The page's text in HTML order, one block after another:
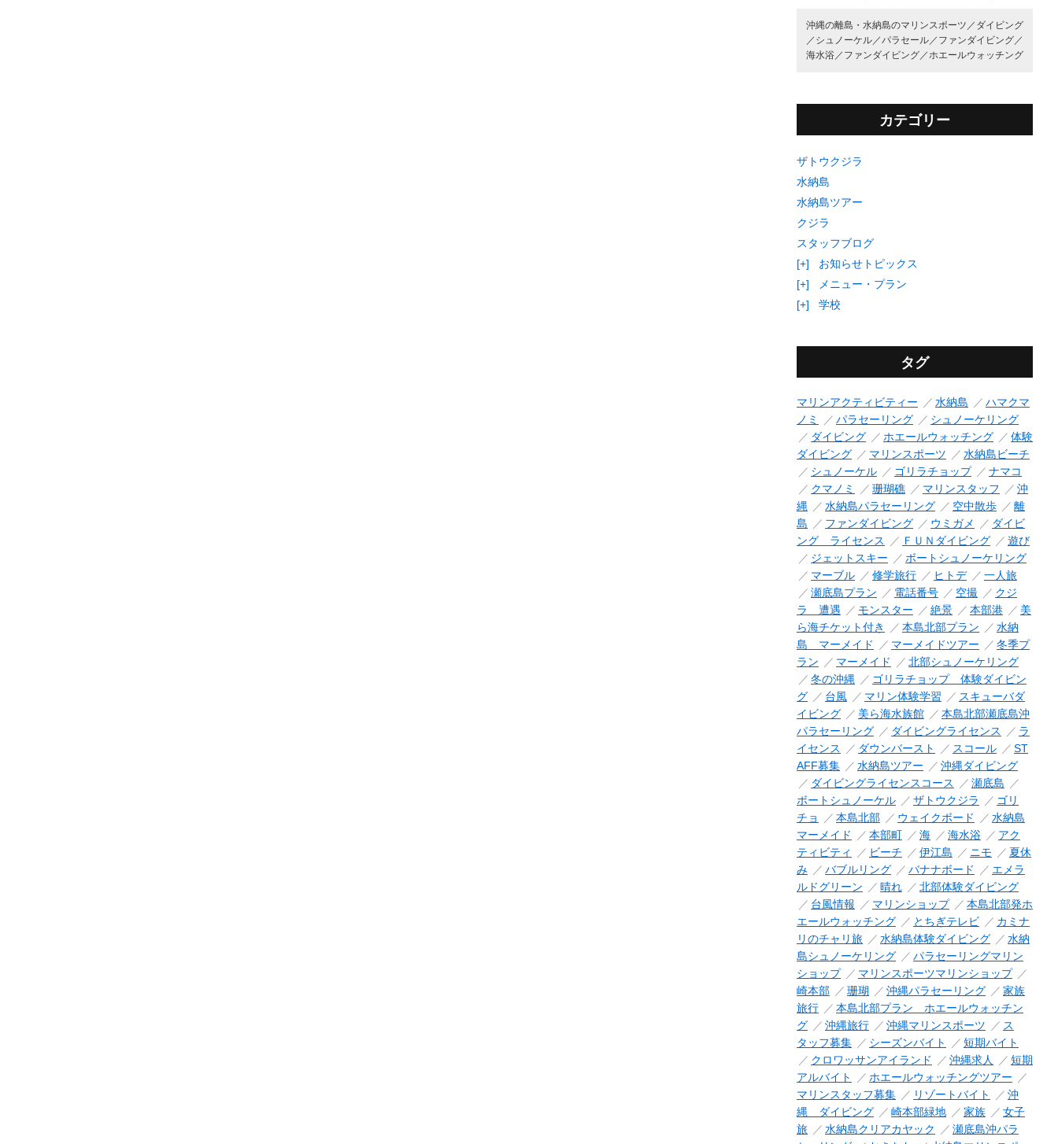
沖縄の離島・水納島のマリンスポーツ／ ダイビング
／ シュノーケル／ パラセール／ ファンダイビング／
海水浴／ ファンダイビング／ ホエールウォッチング
カテゴリー
ザトウクジラ
水納島
水納島ツアー
クジラ
スタッフブログ
[+]
お知らせトピックス
[+]
メニュー・プラン
[+]
学校
タグ
マリンアクティビティー 水納島
ハマクマ
ノミ
パラセーリング
シュノーケリング
ダイビング
ホエールウォッチング
体験
ダイビング
マリンスポーツ
水納島ビーチ
シュノーケル
ゴリラチョップ
ナマコ
クマノミ
珊瑚礁 マリンスタッフ
沖
縄
水納島パラセーリング 空中散歩
離
島
ファンダイビング ウミガメ
ダイビ
ング ライセンス
ＦＵＮダイビング
遊び
ジェットスキー
ボートシュノーケリング
マーブル
修学旅行 ヒトデ
一人旅
瀬底島プラン
電話番号 空撮
クジ
ラ 遭遇
モンスター 絶景 本部港
美
ら海チケット付き
本島北部プラン
水納
島 マーメイド
マーメイドツアー
冬季プ
ラン
マーメイド
北部シュノーケリング
冬の沖縄
ゴリラチョップ 体験ダイビン
グ
台風 マリン体験学習
スキューバダ
イビング
美ら海水族館
本島北部瀬底島沖
パラセーリング
ダイビングライセンス
ラ
イセンス
ダウンバースト スコール
ST
AFF募集
水納島ツアー
沖縄ダイビング
ダイビングライセンスコース
瀬底島
ボートシュノーケル
ザトウクジラ
ゴリ
チョ
本島北部 ウェイクボード
水納島
マーメイド
本部町 海 海水浴
アク
ティビティ
ビーチ 伊江島 ニモ
夏休
み
バブルリング バナナボード
エメラ
ルドグリーン
晴れ
北部体験ダイビング
台風情報
マリンショップ
本島北部発ホ
エールウォッチング
とちぎテレビ
カミナ
リのチャリ旅
水納島体験ダイビング
水納
島シュノーケリング
パラセーリングマリン
ショップ
マリンスポーツマリンショップ
崎本部
珊瑚 沖縄パラセーリング
家族
旅行
本島北部プラン ホエールウォッチン
グ
沖縄旅行 沖縄マリンスポーツ
ス
タッフ募集
シーズンバイト
短期バイト
クロワッサンアイランド
沖縄求人
短期
アルバイト
ホエールウォッチングツアー
マリンスタッフ募集
リゾートバイト
沖
縄 ダイビング
崎本部緑地 家族
女子
旅
水納島クリアカヤック
瀬底島沖パラ